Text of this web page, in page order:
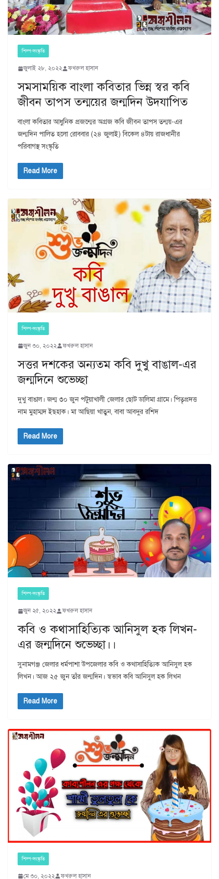
শিল্প-সংস্কৃতি
জুলাই ২৮, ২০২২ ফখরুল হাসান
সমসাময়িক বাংলা কবিতার ভিন্ন স্বর কবি
জীবন তাপস তন্ময়ের জন্মদিন উদযাপিত
বাংলা কবিতার আধুনিক প্রজন্মের অগ্রজ কবি জীবন তাপস তন্ময়-এর
জন্মদিন পালিত হলো রোববার (২৪ জুলাই) বিকেল ৪টায় রাজধানীর
পরিবাগস্থ সংস্কৃতি
Read More
শিল্প-সংস্কৃতি
জুন ৩০, ২০২২ ফখরুল হাসান
সত্তর দশকের অন্যতম কবি দুখু বাঙাল-এর
জন্মদিনে শুভেচ্ছা
দুখু বাঙাল। জন্ম ৩০ জুন পটুয়াখালী জেলার ছোট ডালিমা গ্রামে। পিতৃপ্রদত্ত
নাম মুহাম্মদ ইছহাক। মা আছিয়া খাতুন, বাবা আবদুর রশিদ
Read More
শিল্প-সংস্কৃতি
জুন ২৫, ২০২২ ফখরুল হাসান
কবি ও কথাসাহিত্যিক আনিসুল হক লিখন-
এর জন্মদিনে শুভেচ্ছা।।
সুনামগঞ্জ জেলার ধর্মপাশা উপজেলার কবি ও কথাসাহিত্যিক আনিসুল হক
লিখন। আজ ২৫ জুন তাঁর জন্মদিন। স্বভাব কবি আনিসুল হক লিখন
Read More
শিল্প-সংস্কৃতি
মে ৩০, ২০২২ ফখরুল হাসান